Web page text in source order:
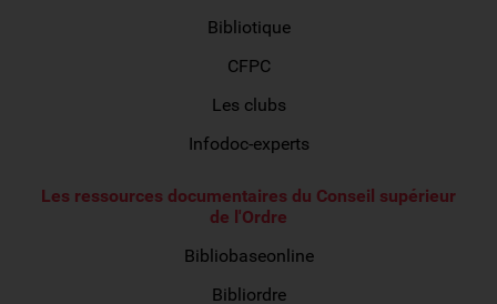
Bibliotique
CFPC
Les clubs
Infodoc-experts
Les ressources documentaires du Conseil supérieur
de l'Ordre
Bibliobaseonline
Bibliordre